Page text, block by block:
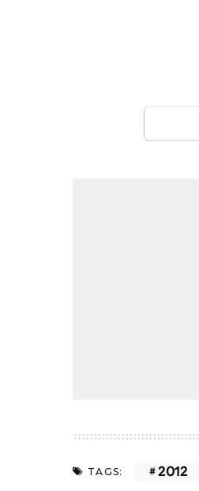
TAGS: 2012